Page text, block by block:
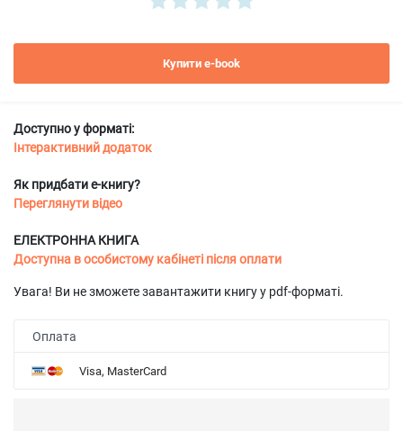
Купити e-book
Доступно у форматі:
Інтерактивний додаток
Як придбати е-книгу?
Переглянути відео
ЕЛЕКТРОННА КНИГА
Доступна в особистому кабінеті після оплати
Увага! Ви не зможете завантажити книгу у pdf-форматі.
Оплата
Visa, MasterCard